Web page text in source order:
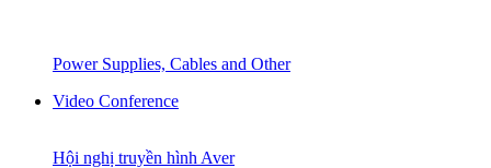
Power Supplies, Cables and Other
Video Conference
Hội nghị truyền hình Aver